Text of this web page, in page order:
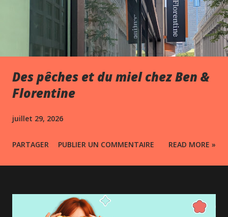
Des pêches et du miel chez Ben &
Florentine
juillet 29, 2026
PARTAGER PUBLIER UN COMMENTAIRE READ MORE »